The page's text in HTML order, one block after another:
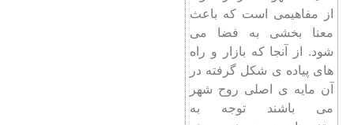
از مفاهیمی است که باعث
معنا بخشی به فضا می
شود. از آنجا که بازار و راه
های پیاده ی شکل گرفته در
آن مایه ی اصلی روح شهر
می باشند توجه به